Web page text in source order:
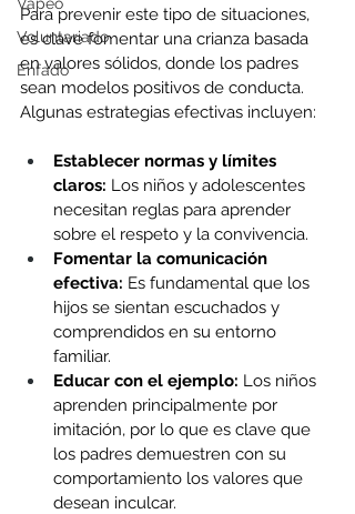
Voluntariado
Enfado
Para prevenir este tipo de situaciones,
es clave fomentar una crianza basada
en valores sólidos, donde los padres
sean modelos positivos de conducta.
Algunas estrategias efectivas incluyen:
Establecer normas y límites
claros: Los niños y adolescentes
necesitan reglas para aprender
sobre el respeto y la convivencia.
Fomentar la comunicación
efectiva: Es fundamental que los
hijos se sientan escuchados y
comprendidos en su entorno
familiar.
Educar con el ejemplo: Los niños
aprenden principalmente por
imitación, por lo que es clave que
los padres demuestren con su
comportamiento los valores que
desean inculcar.